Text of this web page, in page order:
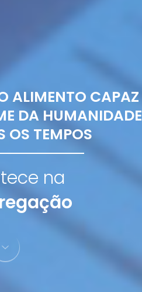
ALIMENTO CAPAZ
DA HUMANIDADE
OS TEMPOS
na